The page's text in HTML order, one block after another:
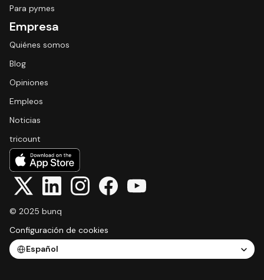
Para pymes
Empresa
Quiénes somos
Blog
Opiniones
Empleos
Noticias
tricount
© 2025 bunq
Configuración de cookies
Select Language
Español